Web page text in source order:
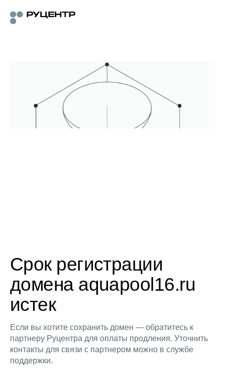
Срок регистрации
домена aquapool16.ru
истек
Если вы хотите сохранить домен — обратитесь к
партнеру Руцентра для оплаты продления. Уточнить
контакты для связи с партнером можно в службе
поддержки.